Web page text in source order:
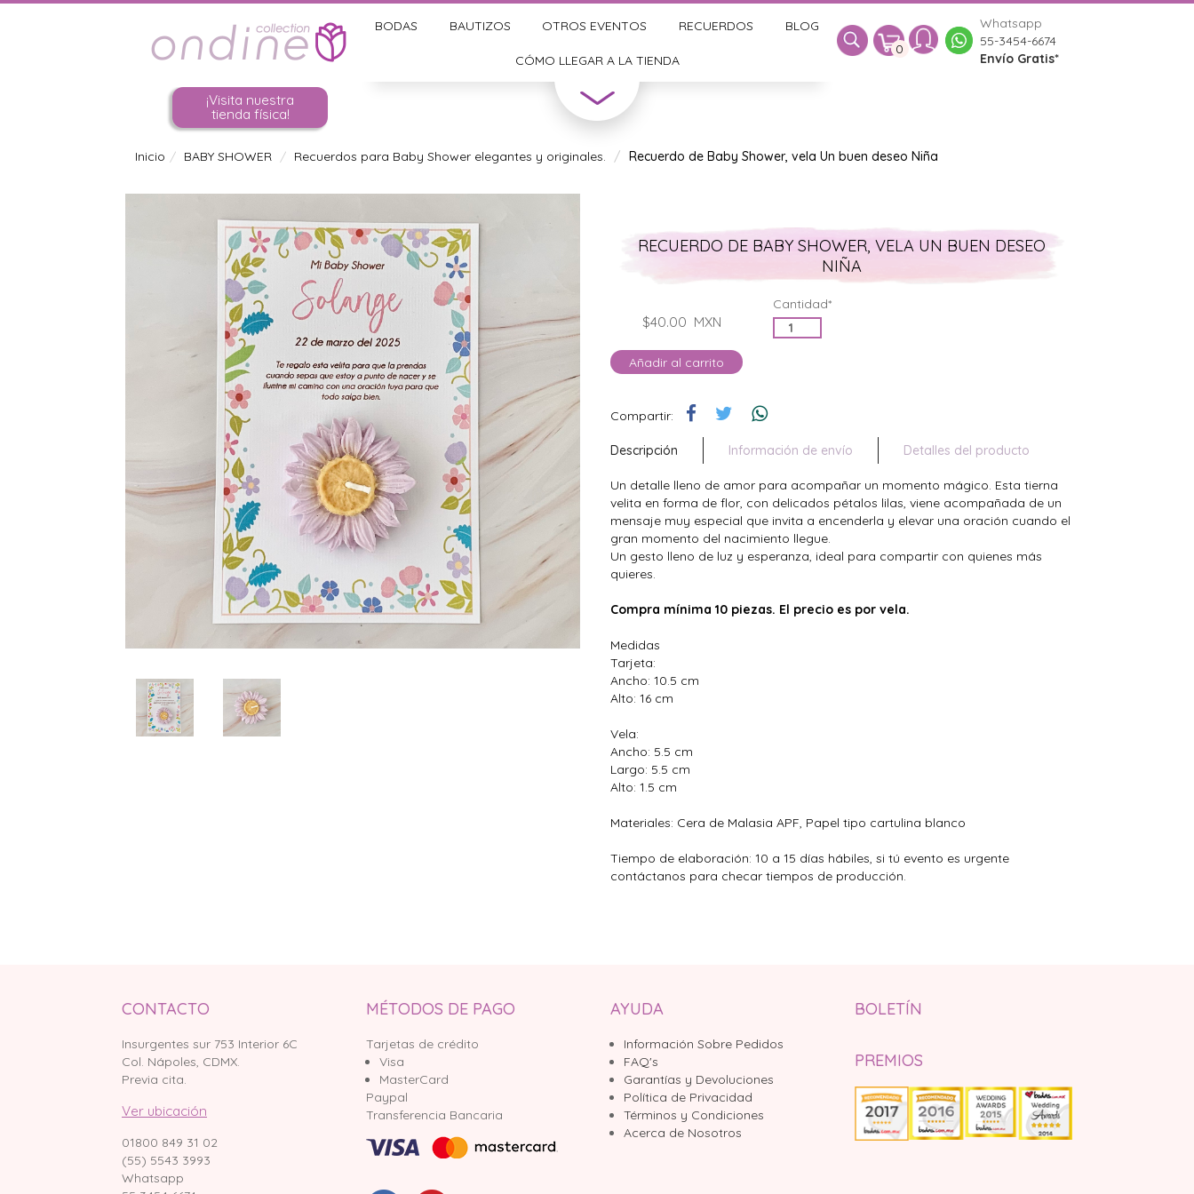
BODAS BAUTIZOS OTROS EVENTOS RECUERDOS BLOG
CÓMO LLEGAR A LA TIENDA
0
Whatsapp
55-3454-6674
Envío Gratis*
¡Visita nuestra
tienda física!
Inicio BABY SHOWER Recuerdos para Baby Shower elegantes y originales. Recuerdo de Baby Shower, vela Un buen deseo Niña
RECUERDO DE BABY SHOWER, VELA UN BUEN DESEO
NIÑA
$40.00 MXN
Cantidad*
Añadir al carrito
Compartir:
Descripción Información de envío Detalles del producto
Un detalle lleno de amor para acompañar un momento mágico. Esta tierna
velita en forma de flor, con delicados pétalos lilas, viene acompañada de un
mensaje muy especial que invita a encenderla y elevar una oración cuando el
gran momento del nacimiento llegue.
Un gesto lleno de luz y esperanza, ideal para compartir con quienes más
quieres.
Compra mínima 10 piezas. El precio es por vela.
Medidas
Tarjeta:
Ancho: 10.5 cm
Alto: 16 cm
Vela:
Ancho: 5.5 cm
Largo: 5.5 cm
Alto: 1.5 cm
Materiales: Cera de Malasia APF, Papel tipo cartulina blanco
Tiempo de elaboración: 10 a 15 días hábiles, si tú evento es urgente
contáctanos para checar tiempos de producción.
CONTACTO
Insurgentes sur 753 Interior 6C
Col. Nápoles, CDMX.
Previa cita.
Ver ubicación
01800 849 31 02
(55) 5543 3993
Whatsapp
MÉTODOS DE PAGO
Tarjetas de crédito
Visa
MasterCard
Paypal
Transferencia Bancaria
AYUDA
Información Sobre Pedidos
FAQ's
Garantías y Devoluciones
Política de Privacidad
Términos y Condiciones
Acerca de Nosotros
BOLETÍN
PREMIOS